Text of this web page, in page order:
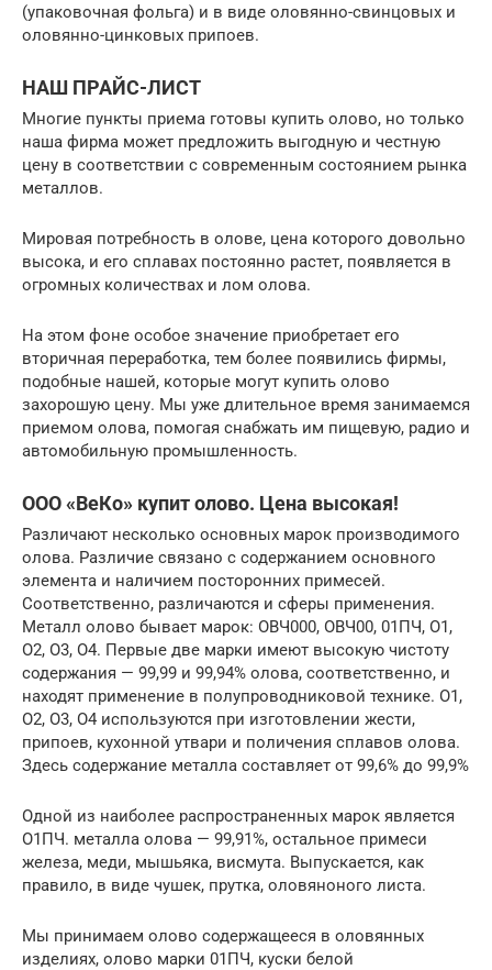
(упаковочная фольга) и в виде оловянно-свинцовых и
оловянно-цинковых припоев.
НАШ ПРАЙС-ЛИСТ
Многие пункты приема готовы купить олово, но только
наша фирма может предложить выгодную и честную
цену в соответствии с современным состоянием рынка
металлов.
Мировая потребность в олове, цена которого довольно
высока, и его сплавах постоянно растет, появляется в
огромных количествах и лом олова.
На этом фоне особое значение приобретает его
вторичная переработка, тем более появились фирмы,
подобные нашей, которые могут купить олово
захорошую цену. Мы уже длительное время занимаемся
приемом олова, помогая снабжать им пищевую, радио и
автомобильную промышленность.
ООО «ВеКо» купит олово. Цена высокая!
Различают несколько основных марок производимого
олова. Различие связано с содержанием основного
элемента и наличием посторонних примесей.
Соответственно, различаются и сферы применения.
Металл олово бывает марок: ОВЧ000, ОВЧ00, 01ПЧ, О1,
О2, О3, О4. Первые две марки имеют высокую чистоту
содержания — 99,99 и 99,94% олова, соответственно, и
находят применение в полупроводниковой технике. О1,
О2, О3, О4 используются при изготовлении жести,
припоев, кухонной утвари и поличения сплавов олова.
Здесь содержание металла составляет от 99,6% до 99,9%
Одной из наиболее распространенных марок является
О1ПЧ. металла олова — 99,91%, остальное примеси
железа, меди, мышьяка, висмута. Выпускается, как
правило, в виде чушек, прутка, оловяноного листа.
Мы принимаем олово содержащееся в оловянных
изделиях, олово марки 01ПЧ, куски белой